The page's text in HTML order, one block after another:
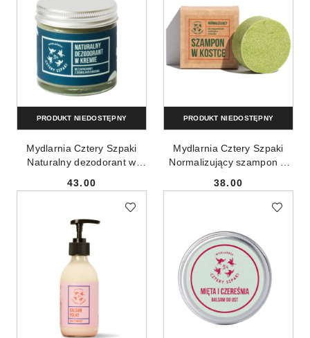
Mydlarnia Cztery Szpaki
Naturalny dezodorant w
okrzemkową Bezzapachowy
Cena:
43.00
PRODUKT NIEDOSTĘPNY
Mydlarnia Cztery Szpaki
Normalizujący szampon w
Mandarynka 75g
Cena:
38.00
PRODUKT NIEDOSTĘPNY